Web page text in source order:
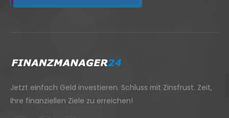
Jetzt einfach Geld investieren. Schluss mit Zinsfrust. Zeit,
Ihre finanziellen Ziele zu erreichen!